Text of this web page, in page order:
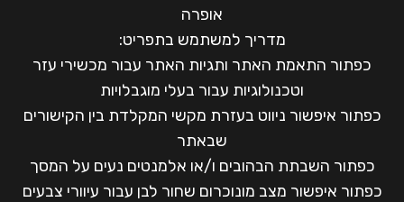
אופרה
מדריך למשתמש בתפריט:
כפתור התאמת האתר ותגיות האתר עבור מכשירי עזר
וטכנולוגיות עבור בעלי מוגבלויות
כפתור איפשור ניווט בעזרת מקשי המקלדת בין הקישורים
שבאתר
כפתור השבתת הבהובים ו/או אלמנטים נעים על המסך
כפתור איפשור מצב מונוכרום שחור לבן עבור עיוורי צבעים